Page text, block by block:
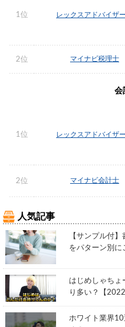
1位 レックスアドバイザ
2位 マイナビ税理士
会
1位 レックスアドバイザ
2位 マイナビ会計士
人気記事
【サンプル付
をパターン別に
はじめしゃちょ
り多い？【2022
ホワイト業界